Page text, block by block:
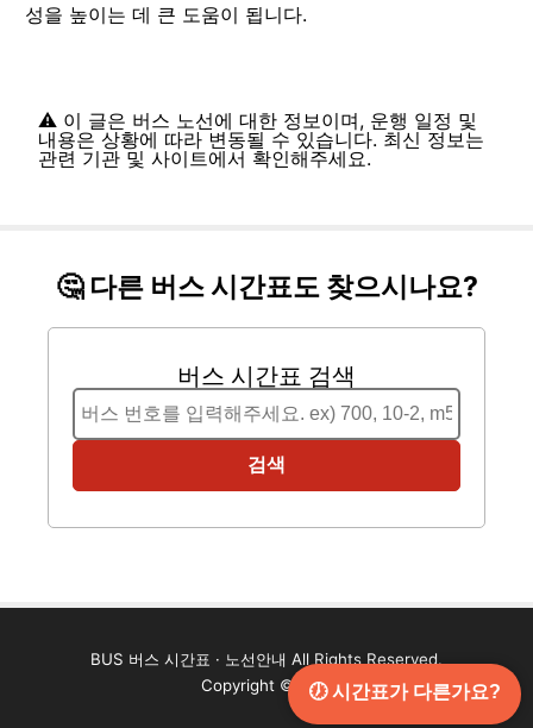
🕖 시간표가 다른가요?
성을 높이는 데 큰 도움이 됩니다.
⚠️ 이 글은 버스 노선에 대한 정보이며, 운행 일정 및
내용은 상황에 따라 변동될 수 있습니다. 최신 정보는
관련 기관 및 사이트에서 확인해주세요.
🤔 다른 버스 시간표도 찾으시나요?
버스 시간표 검색
검색
BUS 버스 시간표 · 노선안내 All Rights Reserved.
Copyright ©2024